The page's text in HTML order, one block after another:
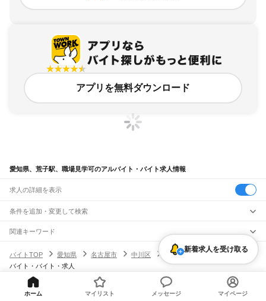
アプリを無料ダウンロード
愛知県、荒子駅、職場見学可のアルバイト・バイト求人情報
求人の詳細を表示
条件を追加・変更して検索
市区町村を追加・変更
愛知県すべて
名古屋市 すべて
千種区
中村区 熱田区
守山区
緑区
駅を追加・変更
名古屋駅
千種駅千種駅 大曽根駅新守山駅
春日井駅
神領駅高蔵寺駅 定光寺駅
職種を追加・変更
飲食・フードサービス
飲食・フードサービス
すべて
特徴を追加・変更
関連キーワード
ガチャガチャ犬カフェ
バイトTOP
愛知県 名古屋市 中川区 荒子駅
職場見学可のアル
バイト・バイト・求人
新着求人を受け取る
ヘルプ・お問い合わせ サイトマップ 利用規約・プライバシーポリシー
ホーム マイリスト メッセージ マイページ